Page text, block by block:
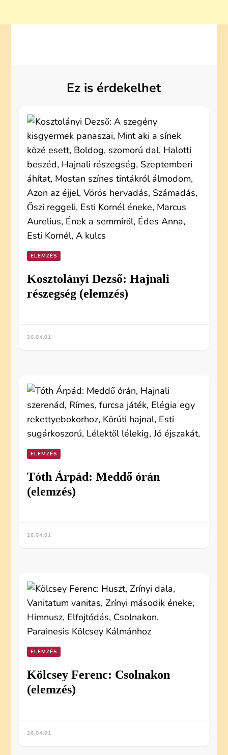
Ez is érdekelhet
ELEMZÉS
Kosztolányi Dezső: Hajnali
részegség (elemzés)
26.04.01
ELEMZÉS
Tóth Árpád: Meddő órán
(elemzés)
26.04.01
ELEMZÉS
Kölcsey Ferenc: Csolnakon
(elemzés)
26.04.01